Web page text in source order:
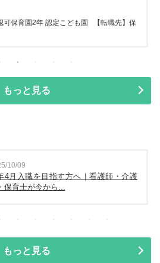
可保育園2年 認定こども園 【転職先】保
もっと見る
10/09
4月入職を目指す方へ｜看護師・介護
保育士が今から...
もっと見る